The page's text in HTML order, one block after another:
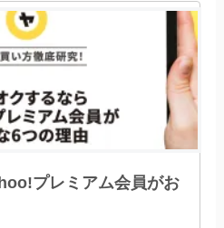
プレミアム会員がお